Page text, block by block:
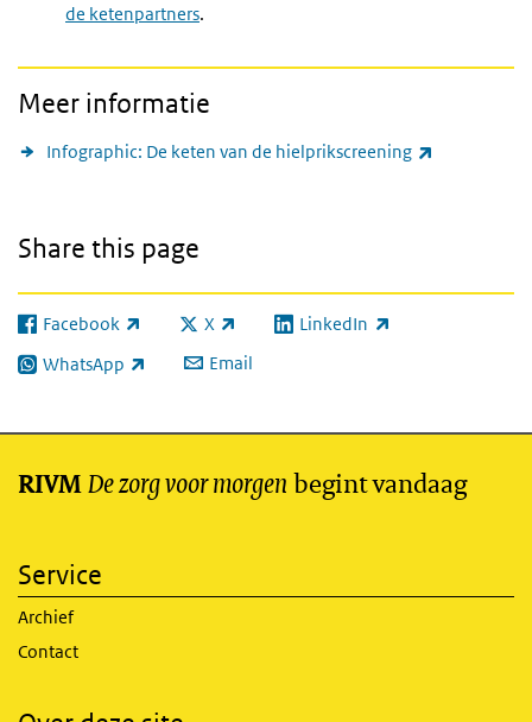
de ketenpartners.
Meer informatie
Infographic: De keten van de hielprikscreening
Share this page
Facebook
(link is external) X
(link is external)LinkedIn
(link is external)
WhatsApp
(link is external) Email
RIVMDe zorg voor morgen begint vandaag
Service
Archief
Contact